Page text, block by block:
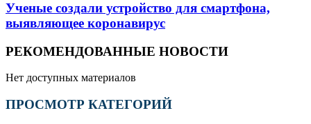
Ученые создали устройство для смартфона,
выявляющее коронавирус
РЕКОМЕНДОВАННЫЕ НОВОСТИ
Нет доступных материалов
ПРОСМОТР КАТЕГОРИЙ